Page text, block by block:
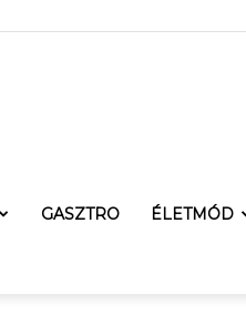
GASZTRO ÉLETMÓD